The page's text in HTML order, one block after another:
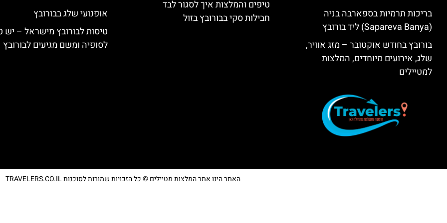
בריכות תרמיות בספארבה בניה
(Sapareva Banya) ליד בורובץ
בורובץ בחודש אוקטובר – מזג אוויר,
שלג, אירועים מיוחדים, המלצות
למטיילים
טיפים והמלצות איך לסגור לבד
חבילות סקי בבורובץ בזול
אופנועי שלג בבורובץ
טיסות לבורובץ מישראל – יש
לסופיה ומשם מגיעים לבורובץ
האתר הינו אתר המלצות מטיילים © כל הזכויות שמורות לסוכנות TRAVELERS.CO.IL